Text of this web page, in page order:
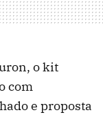
o kit
com
e proposta